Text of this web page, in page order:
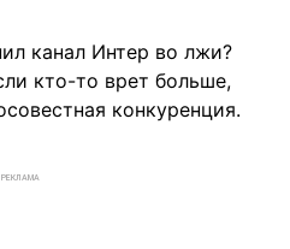
канал Интер во лжи?
кто-то врет больше,
конкуренция.
РЕКЛАМА